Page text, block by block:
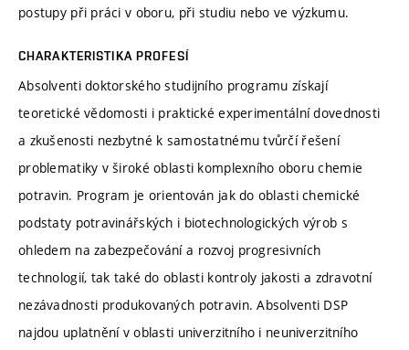
postupy při práci v oboru, při studiu nebo ve výzkumu.
CHARAKTERISTIKA PROFESÍ
Absolventi doktorského studijního programu získají
teoretické vědomosti i praktické experimentální dovednosti
a zkušenosti nezbytné k samostatnému tvůrčí řešení
problematiky v široké oblasti komplexního oboru chemie
potravin. Program je orientován jak do oblasti chemické
podstaty potravinářských i biotechnologických výrob s
ohledem na zabezpečování a rozvoj progresivních
technologií, tak také do oblasti kontroly jakosti a zdravotní
nezávadnosti produkovaných potravin. Absolventi DSP
najdou uplatnění v oblasti univerzitního i neuniverzitního